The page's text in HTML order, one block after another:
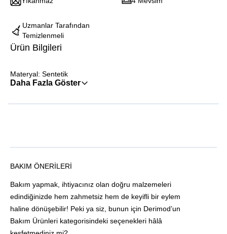
Uzmanlar Tarafından
Temizlenmeli
Ürün Bilgileri
Materyal: Sentetik
Daha Fazla Göster
BAKIM ÖNERILERI
Bakım yapmak, ihtiyacınız olan doğru malzemeleri
edindiğinizde hem zahmetsiz hem de keyifli bir eylem
haline dönüşebilir! Peki ya siz, bunun için Derimod’un
Bakım Ürünleri kategorisindeki seçenekleri hâlâ